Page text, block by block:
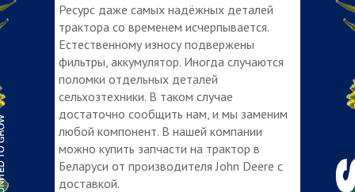
Ресурс даже самых надёжных деталей
трактора со временем исчерпывается.
Естественному износу подвержены
фильтры, аккумулятор. Иногда случаются
поломки отдельных деталей
сельхозтехники. В таком случае
достаточно сообщить нам, и мы заменим
любой компонент. В нашей компании
можно купить запчасти на трактор в
Беларуси от производителя John Deere с
доставкой.